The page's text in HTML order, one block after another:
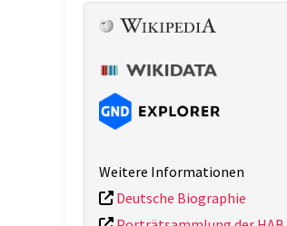
Weitere Informationen
Deutsche Biographie